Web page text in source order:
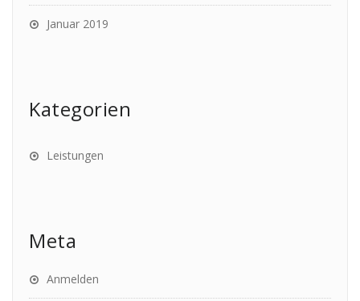
Januar 2019
Kategorien
Leistungen
Meta
Anmelden